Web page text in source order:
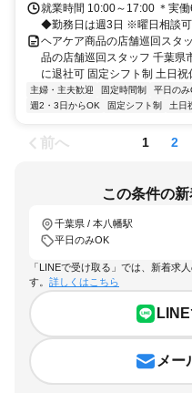
就業時間 10:00～17:00 ＊実
◆勤務日は週3日 ※曜日相談可
ヘアケア商品の店舗巡回スタ
品の店舗巡回スタッフ 千葉県
に退社可 固定シフト制 土日祝
主婦・主夫歓迎 固定時間制 平日のみ
週2・3日からOK
固定シフト制 土日
前へ 1 2
この条件の
千葉県 / 本八幡駅
平日のみOK
「LINEで受け取る」では、新着求
す。 詳しくはこちら
メー